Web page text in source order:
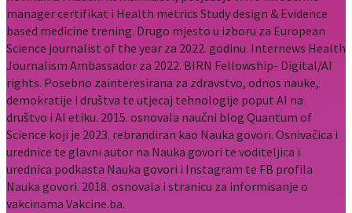
manager certifikat i Health metrics Study design & Evidence
based medicine trening. Drugo mjesto u izboru za European
Science journalist of the year za 2022. godinu. Internews Health
Journalism Ambassador za 2022. BIRN Fellowship- Digital/AI
rights. Posebno zainteresirana za zdravstvo, odnos nauke,
demokratije i društva te utjecaj tehnologije poput AI na
društvo i AI etiku. 2015. osnovala naučni blog Quantum of
Science koji je 2023. rebrandiran kao Nauka govori. Osnivačica i
urednice te glavni autor na Nauka govori te voditeljica i
urednica podkasta Nauka govori i Instagram te FB profila
Nauka govori. 2018. osnovala i stranicu za informisanje o
vakcinama Vakcine.ba.